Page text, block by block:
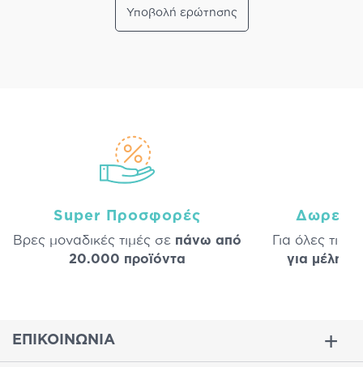
Υποβολή ερώτησης
Super Προσφορές
Βρες μοναδικές τιμές σε πάνω από
20.000 προϊόντα
Δωρεάν
Για όλες τις
για μέλη
ΕΠΙΚΟΙΝΩΝΙΑ